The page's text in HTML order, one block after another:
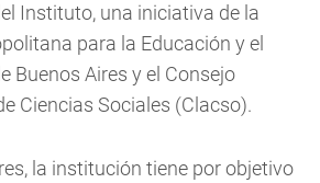
Instituto, una iniciativa de la
para la Educación y el
Buenos Aires y el Consejo
Ciencias Sociales (Clacso).
la institución tiene por objetivo